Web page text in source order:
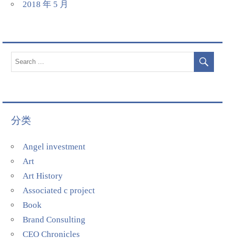
2018 年 5 月
分类
Angel investment
Art
Art History
Associated c project
Book
Brand Consulting
CEO Chronicles